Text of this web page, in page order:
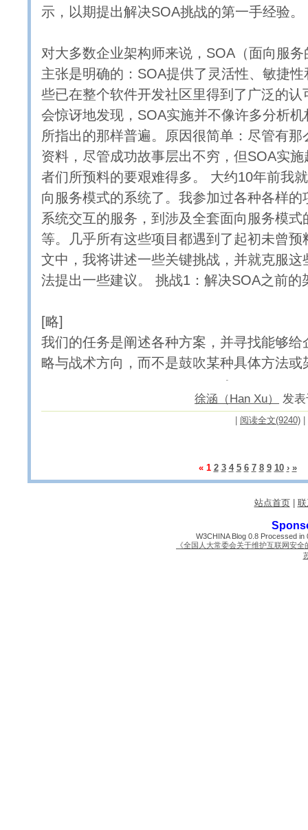
示，以期提出解决SOA挑战的第一手经
对大多数企业架构师来说，SOA（面向服
主张是明确的：SOA提供了灵活性、敏捷
些已在整个软件开发社区里得到了广泛的认
会惊讶地发现，SOA实施并不像许多分析
所指出的那样普遍。原因很简单：尽管有那
资料，尽管成功故事层出不穷，但SOA实
者们所预料的要艰难得多。 大约10年前我
向服务模式的系统了。我参加过各种各样的
系统交互的服务，到涉及全套面向服务模式
等。几乎所有这些项目都遇到了起初未曾预
文中，我将讲述一些关键挑战，并就克服这
法提出一些建议。 挑战1：解决SOA之前的
[略]
我们的任务是阐述各种方案，并寻找能够给
略与战术方向，而不是鼓吹某种具体方法或
徐涵（Han Xu） 发
阅读全文(9240)
« 1 2 3 4 5 6 7 8 9 10 › »
站点首页|
W3CHINA Blog 0.8 Processed
《全国人大常委会关于维护互联网安全